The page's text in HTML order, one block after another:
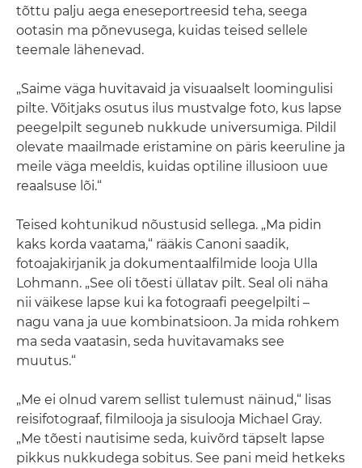
tõttu palju aega eneseportreesid teha, seega
ootasin ma põnevusega, kuidas teised sellele
teemale lähenevad.
„Saime väga huvitavaid ja visuaalselt loomingulisi
pilte. Võitjaks osutus ilus mustvalge foto, kus lapse
peegelpilt seguneb nukkude universumiga. Pildil
olevate maailmade eristamine on päris keeruline ja
meile väga meeldis, kuidas optiline illusioon uue
reaalsuse lõi.“
Teised kohtunikud nõustusid sellega. „Ma pidin
kaks korda vaatama,“ rääkis Canoni saadik,
fotoajakirjanik ja dokumentaalfilmide looja Ulla
Lohmann. „See oli tõesti üllatav pilt. Seal oli näha
nii väikese lapse kui ka fotograafi peegelpilti –
nagu vana ja uue kombinatsioon. Ja mida rohkem
ma seda vaatasin, seda huvitavamaks see
muutus.“
„Me ei olnud varem sellist tulemust näinud,“ lisas
reisifotograaf, filmilooja ja sisulooja Michael Gray.
„Me tõesti nautisime seda, kuivõrd täpselt lapse
pikkus nukkudega sobitus. See pani meid hetkeks